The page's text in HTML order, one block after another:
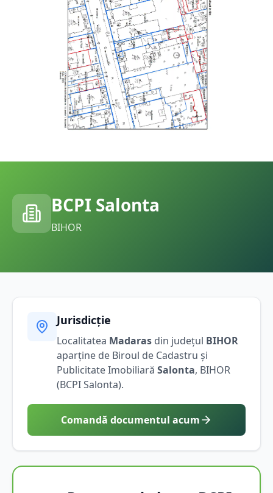
BCPI Salonta
BIHOR
Jurisdicție
Localitatea Madaras din județul BIHOR
aparține de Biroul de Cadastru și
Publicitate Imobiliară Salonta, BIHOR
(BCPISalonta).
Comandă documentul acum